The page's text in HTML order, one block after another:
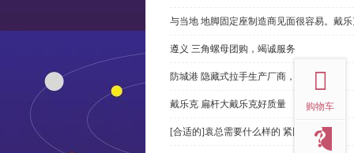
与当地 地脚固定座制造商见面很容易。戴
遵义 三角螺母团购，竭诚服务
防城港 隐藏式拉手生产厂商，尊重客户
戴乐克 扁杆大戴乐克好质量
[合适的]袁总需要什么样的 紧固件？
购物车